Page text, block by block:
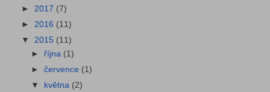
► 2017 (7)
► 2016 (11)
▼ 2015 (11)
►října (1)
►července (1)
▼
května (2)